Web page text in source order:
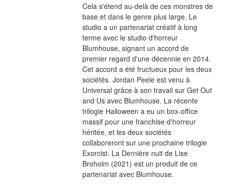
Cela s'étend au-delà de ces monstres de
base et dans le genre plus large. Le
studio a un partenariat créatif à long
terme avec le studio d'horreur
Blumhouse, signant un accord de
premier regard d'une décennie en 2014.
Cet accord a été fructueux pour les deux
sociétés. Jordan Peele est venu à
Universal grâce à son travail sur Get Out
and Us avec Blumhouse. La récente
trilogie Halloween a eu un box-office
massif pour une franchise d'horreur
héritée, et les deux sociétés
collaboreront sur une prochaine trilogie
Exorcist. La Dernière nuit de Lise
Broholm (2021) est un produit de ce
partenariat avec Blumhouse.